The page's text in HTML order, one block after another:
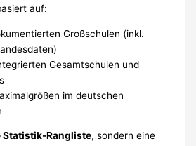
auf:
Großschulen (inkl.
Gesamtschulen und
im deutschen
Statistik-Rangliste, sondern eine